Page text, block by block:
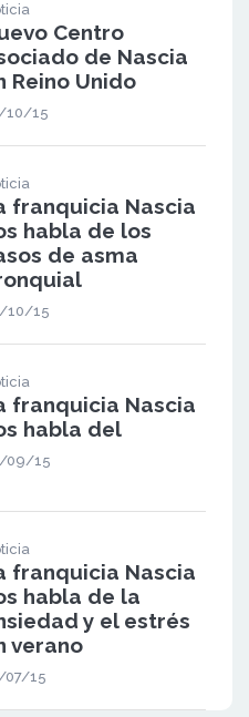
Centro
de Nascia
Reino Unido
10/15
franquicia Nascia
habla de los
de asma
10/15
franquicia Nascia
habla del
09/15
franquicia Nascia
habla de la
y el estrés
verano
07/15